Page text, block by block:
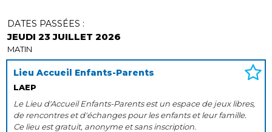
Lieu Accueil Enfants-Parents
LAEP
DATES PASSÉES :
JEUDI 23 JUILLET 2026
MATIN
Le Lieu d'Accueil Enfants-Parents est un espace de jeux libres,
de rencontres et d'échanges pour les enfants et leur famille.
Ce lieu est gratuit, anonyme et sans inscription.